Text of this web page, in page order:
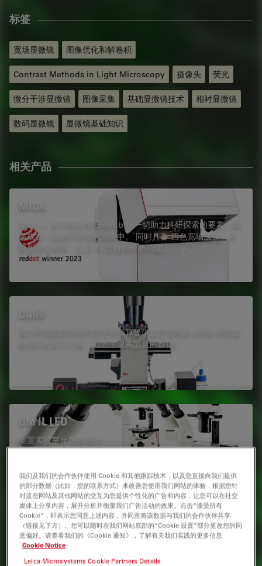
标签
宽场显微镜 图像优化和解卷积
Contrast Methods in Light Microscopy 摄像头 荧光
微分干涉显微镜 图像采集 基础显微镜技术 相衬显微镜
数码显微镜 显微镜基础知识
相关产品
MICA
Mica — 全球首款 Microhub。 一切助力科研探索的要素，都
集成在一套易于使用的系统中。 同时具备 四色宽场成像、共
聚焦级分辨率，以及 AI 支持的分析功能。
DMi8
我们可根据您的研究需求和预算提供量身定制的 DMi8 倒置显
微镜平台解决方案，助您生成高质量的数据。
DM IL LED
倒置实验室显微镜 徕卡
Mateo
探索Mateo FL——这是一款用于细胞培养研究的集成式倒置
数字型荧光微镜，提供人工智能辅助工作流程，可实现一致的
我们及我们的合作伙伴使用 Cookie 和其他跟踪技术，以及您直接向我们提供
的部分数据（比如，您的联系方式）来改善您使用我们网站的体验，根据您针
对这些网站及其他网站的交互为您提供个性化的广告和内容，让您可以在社交
媒体上分享内容，展开分析并衡量我们广告活动的效果。点击“接受所有
Cookie”，即表示您同意上述内容，并同意将该数据与我们的合作伙伴共享
（链接见下方）。您可以随时在我们网站底部的“Cookie 设置”部分更改您的同
意偏好。请查看我们的《Cookie 通知》，了解有关我们实践的更多信息
Cookie Notice
Leica Microsystems Cookie Partners Details